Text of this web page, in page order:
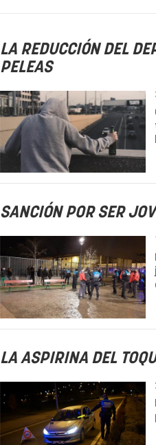
LA REDUCCIÓN DEL
PELEAS
SANCIÓN POR SER
LA ASPIRINA DEL